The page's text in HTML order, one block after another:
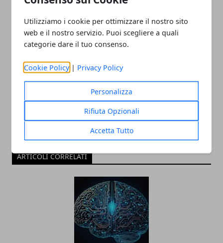
Utilizziamo i cookie per ottimizzare il nostro sito
web e il nostro servizio. Puoi scegliere a quali
categorie dare il tuo consenso.
Cookie Policy | Privacy Policy
Personalizza
Rifiuta Opzionali
Accetta Tutto
ARTICOLI CORRELATI